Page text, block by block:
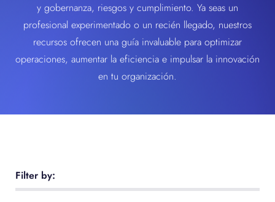
y gobernanza, riesgos y cumplimiento. Ya seas un
profesional experimentado o un recién llegado, nuestros
recursos ofrecen una guía invaluable para optimizar
operaciones, aumentar la eficiencia e impulsar la innovación
en tu organización.
Filter by: